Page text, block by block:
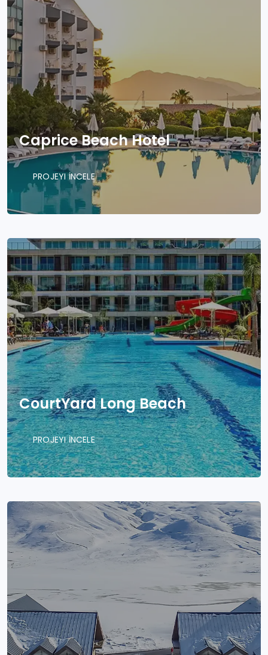
Caprice Beach Hotel
PROJEYI İNCELE
CourtYard Long Beach
PROJEYI İNCELE